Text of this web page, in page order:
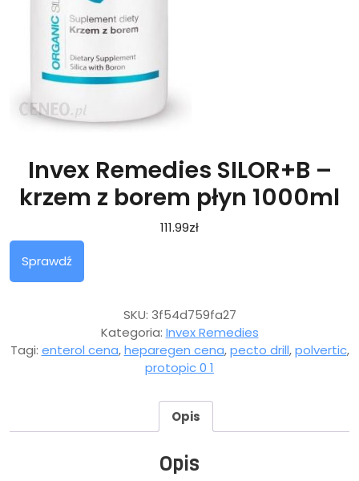
Invex Remedies SILOR+B –
krzem z borem płyn 1000ml
111.99zł
Sprawdź
SKU: 3f54d759fa27
Kategoria: Invex Remedies
Tagi: enterol cena,heparegen cena,pecto drill,polvertic,
protopic 0 1
Opis
Opis